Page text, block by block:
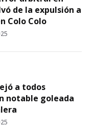
de la expulsión a
Colo Colo
a todos
notable goleada